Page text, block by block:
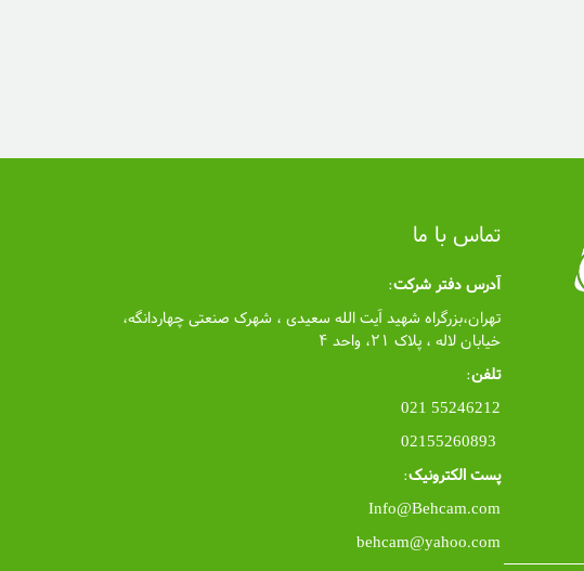
تماس با ما
آدرس دفتر شرکت:
تهران،بزرگراه شهید آیت الله سعیدی ، شهرک صنعتی چهاردانگه،
خیابان لاله ، پلاک ۲۱، واحد ۴
تلفن:
55246212 021
پست الکترونیک:
Info@Behcam.com
behcam@yahoo.com